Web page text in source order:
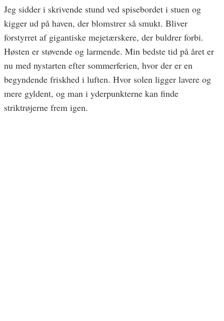
Jeg sidder i skrivende stund ved spisebordet i stuen og
kigger ud på haven, der blomstrer så smukt. Bliver
forstyrret af gigantiske mejetærskere, der buldrer forbi.
Høsten er støvende og larmende. Min bedste tid på året er
nu med nystarten efter sommerferien, hvor der er en
begyndende friskhed i luften. Hvor solen ligger lavere og
mere gyldent, og man i yderpunkterne kan finde
striktrøjerne frem igen.